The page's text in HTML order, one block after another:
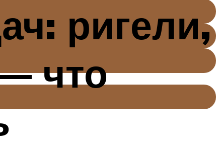
ригели,
что